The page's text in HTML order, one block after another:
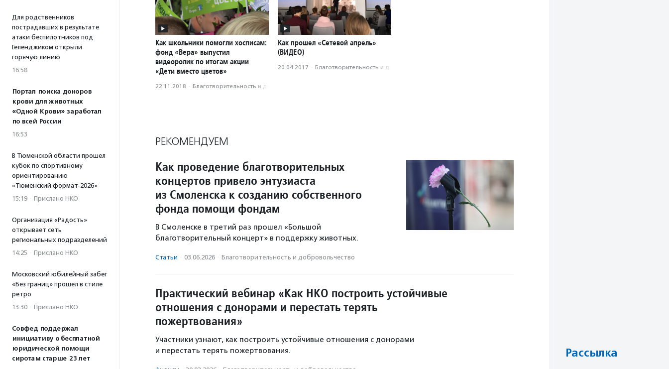
Для родственников
пострадавших в результате
атаки беспилотников под
Геленджиком открыли
горячую линию
16:58
Портал поиска доноров
крови для животных
«Одной Крови» заработал
по всей России
16:53
В Тюменской области прошел
кубок по спортивному
ориентированию
«Тюменский формат-2026»
15:19 · Прислано НКО
Организация «Радость»
открывает сеть
региональных подразделений
14:25 · Прислано НКО
Московский юбилейный забег
«Без границ» прошел в стиле
ретро
13:30 · Прислано НКО
Совфед поддержал
инициативу о бесплатной
юридической помощи
сиротам старше 23 лет
Как школьники помогли хосписам:
фонд «Вера» выпустил
видеоролик по итогам акции
«Дети вместо цветов»
22.11.2018 · Благотвори­тель­ность и доброволь­чест­во
Как прошел «Сетевой апрель»
(ВИДЕО)
20.04.2017 · Благотвори­тель­ность и доброволь­чест­во
РЕКОМЕНДУЕМ
Как проведение благотворительных
концертов привело энтузиаста
из Смоленска к созданию собственного
фонда помощи фондам
В Смоленске в третий раз прошел «Большой
благотворительный концерт» в поддержку животных.
Статьи · 03.06.2026 · Благотвори­тель­ность и доброволь­чест­во
Практический вебинар «Как НКО построить устойчивые
отношения с донорами и перестать терять
пожертвования»
Участники узнают, как построить устойчивые отношения с донорами
и перестать терять пожертвования.
Рассылка